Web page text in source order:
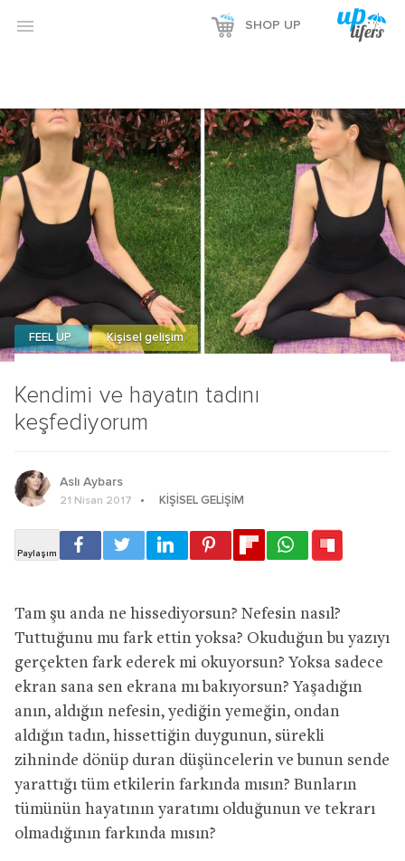
 SHOP UP
Kendimi ve hayatın tadını
keşfediyorum
FEEL UP Kişisel gelişim
Aslı Aybars
21 Nisan 2017 KIŞISEL GELIŞIM
Tam şu anda ne hissediyorsun? Nefesin nasıl?
Tuttuğunu mu fark ettin yoksa? Okuduğun bu yazıyı
gerçekten fark ederek mi okuyorsun? Yoksa sadece
ekran sana sen ekrana mı bakıyorsun? Yaşadığın
anın, aldığın nefesin, yediğin yemeğin, ondan
aldığın tadın, hissettiğin duygunun, sürekli
zihninde dönüp duran düşüncelerin ve bunun sende
yarattığı tüm etkilerin farkında mısın? Bunların
tümünün hayatının yaratımı olduğunun ve tekrarı
olmadığının farkında mısın?